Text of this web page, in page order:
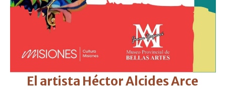
El artista Héctor Alcides Arce